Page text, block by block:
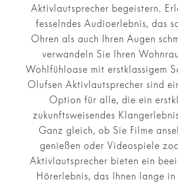
Aktivlautsprecher begeistern.
fesselndes Audioerlebnis, das
Ohren als auch Ihren Augen
verwandeln Sie Ihren
Wohlfühloase mit erstklassigem
Olufsen Aktivlautsprecher sind
Option für alle, die ein
zukunftsweisendes
Ganz gleich, ob Sie Filme
genießen oder Videospiele
Aktivlautsprecher bieten ein
Hörerlebnis, das Ihnen lange in